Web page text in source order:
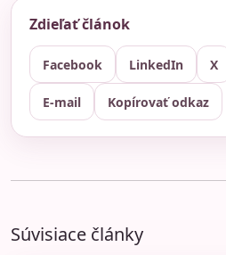
Zdieľať článok
Facebook LinkedIn X
E-mail Kopírovať odkaz
Súvisiace články